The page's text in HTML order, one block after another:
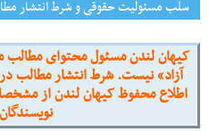
سلب مسئولیت حقوقی و شرط انتشار
کیهان لندن مسئول محتوای مطالب
آزاد» نیست. شرط انتشار مطالب
اطلاع محفوظ کیهان لندن از